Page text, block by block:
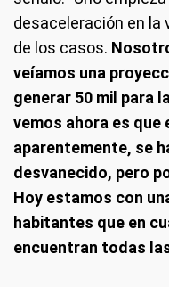
desaceleración en la
de los casos.
veíamos una
generar 50 mil para
vemos ahora es que
aparentemente, se
desvanecido, pero
Hoy estamos con
habitantes que en
encuentran todas